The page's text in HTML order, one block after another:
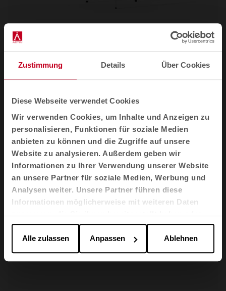
Zustimmung Details Über Cookies
Diese Webseite verwendet Cookies
Wir verwenden Cookies, um Inhalte und Anzeigen zu
personalisieren, Funktionen für soziale Medien
anbieten zu können und die Zugriffe auf unsere
Website zu analysieren. Außerdem geben wir
Informationen zu Ihrer Verwendung unserer Website
an unsere Partner für soziale Medien, Werbung und
Analysen weiter. Unsere Partner führen diese
Informationen möglicherweise mit weiteren Daten
zusammen, die Sie ihnen bereitgestellt haben oder
die sie im Rahmen Ihrer Nutzung der Dienste
gesammelt haben.
Alle zulassen Anpassen Ablehnen